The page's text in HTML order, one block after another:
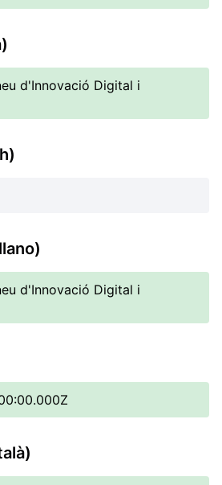
d'Innovació Digital i
d'Innovació Digital i